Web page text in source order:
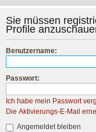
Sie müssen
Profile
Benutzername:
Passwort:
Ich habe mein Passwort
Die Aktivierungs-E-Mail
Angemeldet bleiben